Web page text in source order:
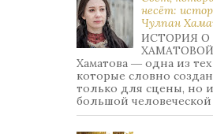
несёт:
Чулпан
ИСТОРИЯ О
ХАМАТОВОЙ
Хаматова ― одна из тех
которые словно
только для сцены, но
большой человеческой